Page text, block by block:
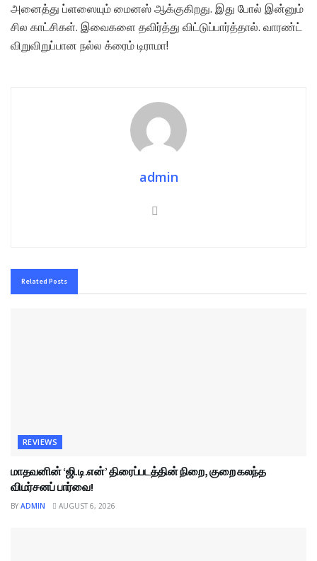
அனைத்து ப்ளஸையும் மைனஸ் ஆக்குகிறது. இது போல் இன்னும்
சில காட்சிகள். இவைகளை தவிர்த்து விட்டுப்பார்த்தால். வாரண்ட்
விறுவிறுப்பான நல்ல க்ரைம் டிராமா!
admin
Related Posts
REVIEWS
மாதவனின் ‘ஜி.டி.என்’ திரைப்படத்தின் நிறை, குறை கலந்த
விமர்சனப் பார்வை!
BY ADMIN AUGUST 6, 2026